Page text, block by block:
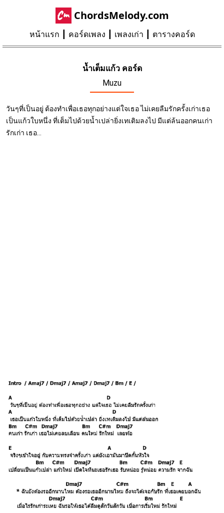
ChordsMelody.com
หน้าแรก คอร์ดเพลง เพลงเก่า ตารางคอร์ด
น้ำเต็มแก้ว คอร์ด
Muzu
วันๆที่เป็นอยู่ ต้องทำเพื่อเธอทุกอย่างแต่ใจเธอ ไม่เคยลืมรักครั้งเก่าเธอ
เป็นแก้วใบหนึ่ง ที่เต็มไปด้วยน้ำเปล่ายิ่งเทเติมลงไป มีแต่ล้นออกคนเก่า
รักเก่า เธอ...